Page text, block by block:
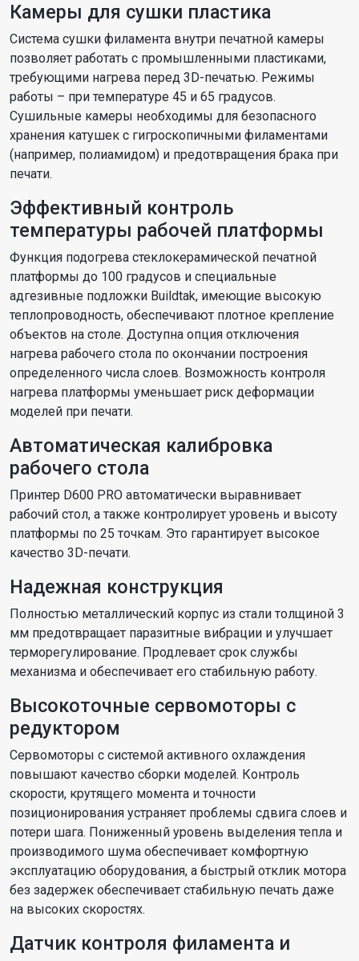
Камеры для сушки пластика
Система сушки филамента внутри печатной камеры
позволяет работать с промышленными пластиками,
требующими нагрева перед 3D-печатью. Режимы
работы – при температуре 45 и 65 градусов.
Сушильные камеры необходимы для безопасного
хранения катушек с гигроскопичными филаментами
(например, полиамидом) и предотвращения брака при
печати.
Эффективный контроль
температуры рабочей платформы
Функция подогрева стеклокерамической печатной
платформы до 100 градусов и специальные
адгезивные подложки Buildtak, имеющие высокую
теплопроводность, обеспечивают плотное крепление
объектов на столе. Доступна опция отключения
нагрева рабочего стола по окончании построения
определенного числа слоев. Возможность контроля
нагрева платформы уменьшает риск деформации
моделей при печати.
Автоматическая калибровка
рабочего стола
Принтер D600 PRO автоматически выравнивает
рабочий стол, а также контролирует уровень и высоту
платформы по 25 точкам. Это гарантирует высокое
качество 3D-печати.
Надежная конструкция
Полностью металлический корпус из стали толщиной 3
мм предотвращает паразитные вибрации и улучшает
терморегулирование. Продлевает срок службы
механизма и обеспечивает его стабильную работу.
Высокоточные сервомоторы с
редуктором
Сервомоторы с системой активного охлаждения
повышают качество сборки моделей. Контроль
скорости, крутящего момента и точности
позиционирования устраняет проблемы сдвига слоев и
потери шага. Пониженный уровень выделения тепла и
производимого шума обеспечивает комфортную
эксплуатацию оборудования, а быстрый отклик мотора
без задержек обеспечивает стабильную печать даже
на высоких скоростях.
Датчик контроля филамента и